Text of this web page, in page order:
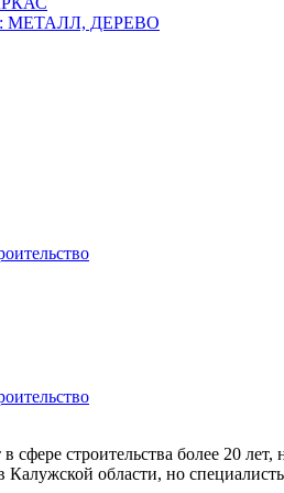
МЕТАЛЛ, ДЕРЕВО
строительства более 20
Калужской области, но